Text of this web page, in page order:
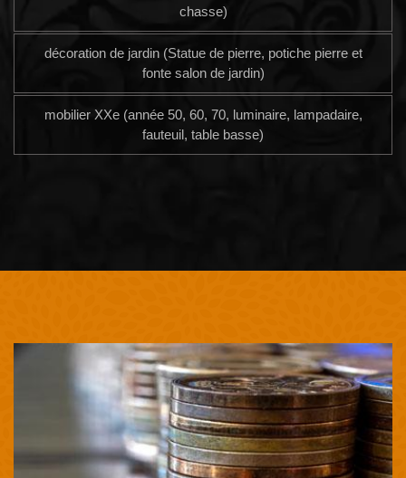
chasse)
décoration de jardin (Statue de pierre, potiche pierre et
fonte salon de jardin)
mobilier XXe (année 50, 60, 70, luminaire, lampadaire,
fauteuil, table basse)